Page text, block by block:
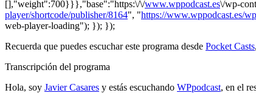
[],"weight":700}}},"base":"https:\/\/www.wppodcast.es\/wp-
player/shortcode/publisher/8164", "https://www.wppodcast.es/
web-player-loading"); }); });
Recuerda que puedes escuchar este programa desde Pocket Casts,
Transcripción del programa
Hola, soy Javier Casares y estás escuchando WPpodcast, en el